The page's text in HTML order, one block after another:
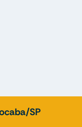
SP